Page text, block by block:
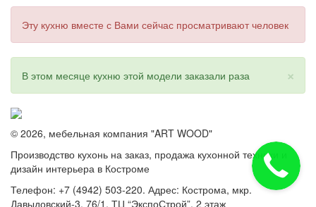
Эту кухню вместе с Вами сейчас просматриваютчеловек
×
В этом месяце кухню этой модели заказали раза
© 2026, мебельная компания "ART WOOD"
Производство кухонь на заказ, продажа кухонной техники и
дизайн интерьера в Костроме
Телефон: +7 (4942) 503-220. Адрес: Кострома, мкр.
Давыдовский-3, 76/1, ТЦ “ЭкспоСтрой”, 2 этаж